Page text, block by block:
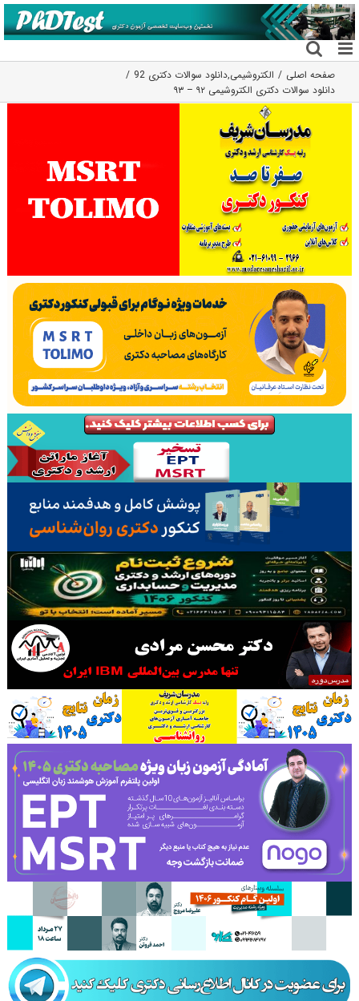
رفتن
به
محتوا
صفحه اصلی الکتروشیمی,دانلود سوالات دکتری 92
دانلود سوالات دکتری الکتروشیمی ۹۲ – ۹۳